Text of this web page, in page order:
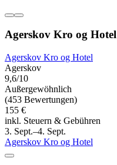
Agerskov Kro og Hotel
Agerskov Kro og Hotel
Agerskov
9,6/10
Außergewöhnlich
(453 Bewertungen)
155 €
inkl. Steuern & Gebühren
3. Sept.–4. Sept.
Agerskov Kro og Hotel